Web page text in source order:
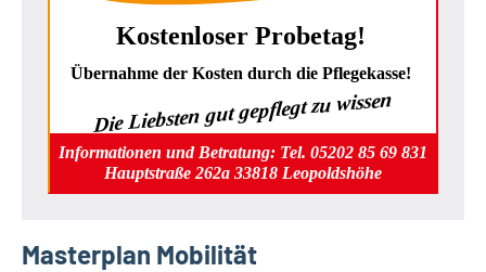
Kostenloser Probetag!
Übernahme der Kosten durch die Pflegekasse!
Die Liebsten gut gepflegt zu wissen
Informationen und Betratung: Tel. 05202 85 69 831
Hauptstraße 262a 33818 Leopoldshöhe
Masterplan Mobilität